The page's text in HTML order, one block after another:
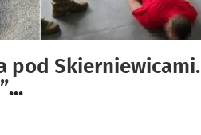
pod Skierniewicami.
...